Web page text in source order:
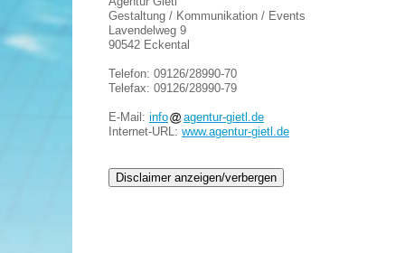
Gestaltung / Kommunikation / Events
Lavendelweg 9
90542 Eckental
Telefon: 09126/28990-70
Telefax: 09126/28990-79
E-Mail: info
agentur-gietl.de
Internet-URL: www.agentur-gietl.de
Disclaimer anzeigen/verbergen